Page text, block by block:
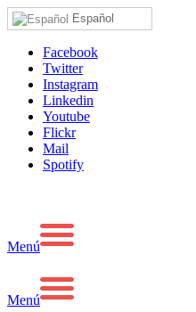
Español
Facebook
Twitter
Instagram
Linkedin
Youtube
Flickr
Mail
Spotify
Menú
Menú